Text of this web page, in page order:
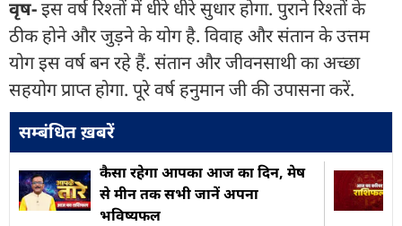
वृष-इस वर्ष रिश्तों में धीरे धीरे सुधार होगा. पुराने रिश्तों के
ठीक होने और जुड़ने के योग है. विवाह और संतान के उत्तम
योग इस वर्ष बन रहे हैं. संतान और जीवनसाथी का अच्छा
सहयोग प्राप्त होगा. पूरे वर्ष हनुमान जी की उपासना करें.
सम्बंधित ख़बरें
कैसा रहेगा आपका आज का द‍िन, मेष
से मीन तक सभी जानें अपना
भविष्यफल